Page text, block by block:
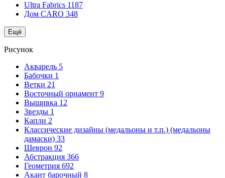
Ultra Fabrics 1187
Дом CARO 348
Ещё
Рисунок
Акварель 5
Бабочки 1
Ветки 21
Восточный орнамент 9
Вышивка 12
Звезды 1
Капли 2
Классические дизайны (медальоны и т.п.) (медальоны
дамаски) 33
Шеврон 92
Абстракция 366
Геометрия 692
Акант барочный 8